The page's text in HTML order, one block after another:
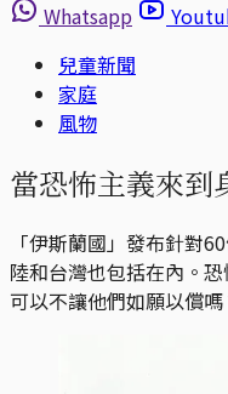
Whatsapp
兒童新聞
家庭
風物
當恐怖主義來到
「伊斯蘭國」發布針對
陸和台灣也包括在內。
可以不讓他們如願以償嗎